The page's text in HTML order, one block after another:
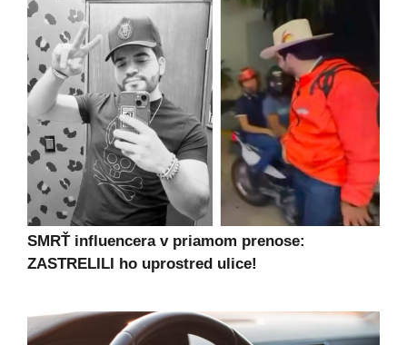
SMRŤ influencera v priamom prenose:
ZASTRELILI ho uprostred ulice!